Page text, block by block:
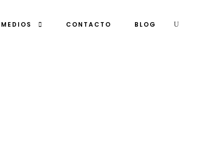
MEDIOS CONTACTO BLOG